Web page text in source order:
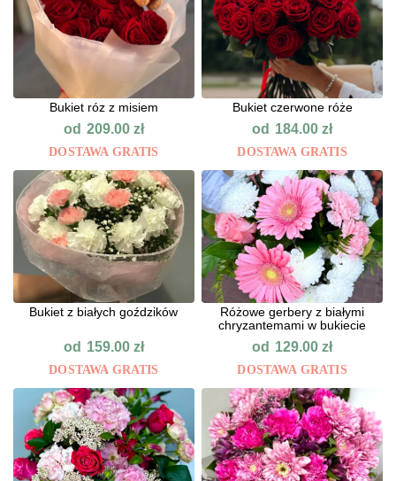
Bukiet róz z misiem
od 209.00 zł
DOSTAWA GRATIS
Bukiet czerwone róże
od 184.00zł
DOSTAWA GRATIS
Bukiet z białych goździków
od 159.00 zł
DOSTAWA GRATIS
Różowe gerbery z białymi
chryzantemami w bukiecie
od 129.00zł
DOSTAWA GRATIS